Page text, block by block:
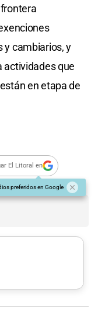
y cambiarios, y
actividades que
en etapa de
El Litoral en
preferidos en Google